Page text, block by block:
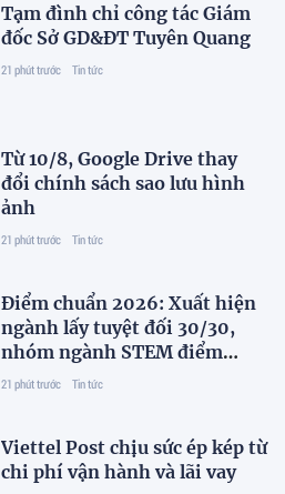
Tạm đình chỉ công tác Giám
đốc Sở GD&ĐT Tuyên Quang
21 phút trước Tin tức
Từ 10/8, Google Drive thay
đổi chính sách sao lưu hình
ảnh
21 phút trước Tin tức
Điểm chuẩn 2026: Xuất hiện
ngành lấy tuyệt đối 30/30,
nhóm ngành STEM điểm
tăng vọt
21 phút trước Tin tức
Viettel Post chịu sức ép kép từ
chi phí vận hành và lãi vay